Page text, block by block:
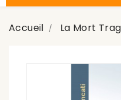
Accueil La Mort